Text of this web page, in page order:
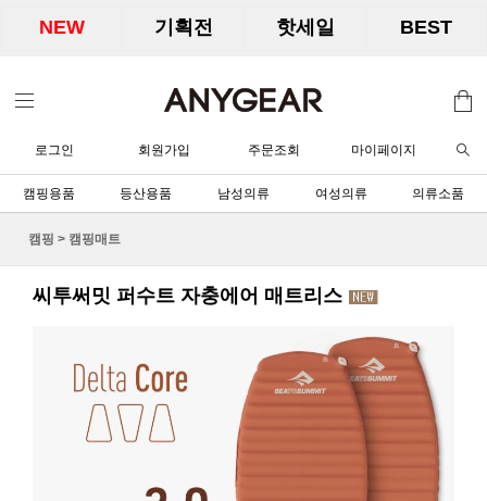
NEW 기획전 핫세일 BEST
로그인 회원가입 주문조회 마이페이지
캠핑용품 등산용품 남성의류 여성의류 의류소품
캠핑 > 캠핑매트
씨투써밋 퍼수트 자충에어 매트리스